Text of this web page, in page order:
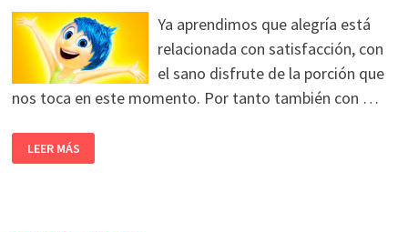
Ya aprendimos que alegría está
relacionada con satisfacción, con
el sano disfrute de la porción que
nos toca en este momento. Por tanto también con …
LEER MÁS